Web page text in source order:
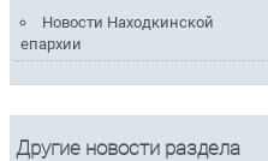
Новости Находкинской
епархии
Другие новости раздела